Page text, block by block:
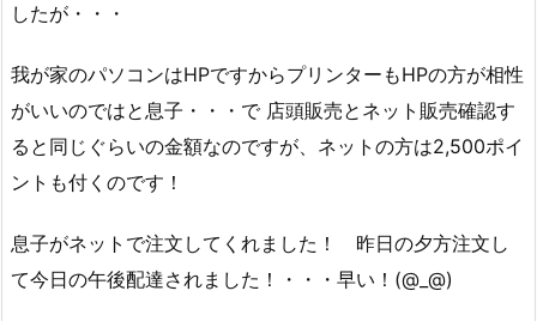
したが・・・
我が家のパソコンはHPですからプリンターもHPの方が相性
がいいのではと息子・・・で 店頭販売とネット販売確認す
ると同じぐらいの金額なのですが、ネットの方は2,500ポイ
ントも付くのです！
息子がネットで注文してくれました！ 昨日の夕方注文し
て今日の午後配達されました！・・・早い！(@_@)